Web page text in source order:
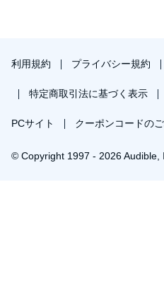
利用規約 プライバシー規約
特定商取引法に基づく表示
PCサイト クーポンコードの
© Copyright 1997 - 2026 Audible,